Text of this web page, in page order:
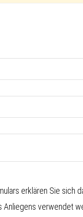
erklären Sie sich
verwendet